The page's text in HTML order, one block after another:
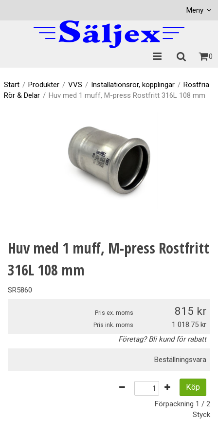
Meny
0
Start / Produkter / VVS / Installationsrör, kopplingar / Rostfria
Rör & Delar / Huv med 1 muff, M-press Rostfritt 316L 108 mm
Huv med 1 muff, M-press Rostfritt
316L 108 mm
SR5860
Pris ex. moms 815
Pris ink. moms
1 018.75
Företag? Bli kund för rabatt
Beställningsvara
Köp
Förpackning 1 / 2
Styck